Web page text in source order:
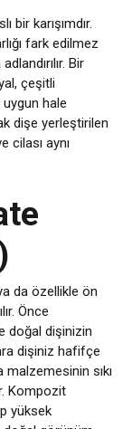
bir karışımdır.
fark edilmez
Bir
çeşitli
hale
dişe yerleştirilen
cilası aynı
da özellikle ön
Önce
doğal dişinizin
dişiniz hafifçe
sıkı
Kompozit
yüksek